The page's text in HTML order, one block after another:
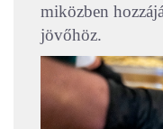
miközben
jövőhöz.